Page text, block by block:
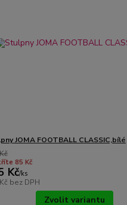
JOMA FOOTBALL CLASSIC,bílé
85 Kč
Kč/ks
bez DPH
Zvolit variantu